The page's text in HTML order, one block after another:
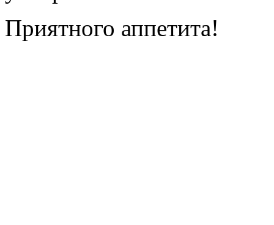
Приятного аппетита!